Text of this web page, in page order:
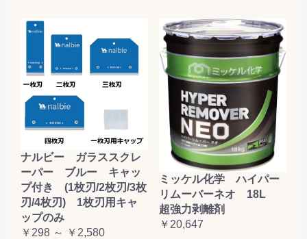
ナルビー ガラススクレ
ーパー ブルー キャッ
プ付き (1枚刃/2枚刃/3枚
刃/4枚刃) 1枚刃用キャ
ップのみ
￥298 ～ ￥2,580
ミッケル化学 ハイパー
リムーバーネオ 18L
超強力剥離剤
￥20,647